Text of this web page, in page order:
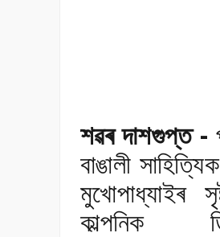
শৱৰ দাশগুপ্ত -
বাঙালী সাহিত্যিক
মুখোপাধ্যাইৰ
কাল্পনিক